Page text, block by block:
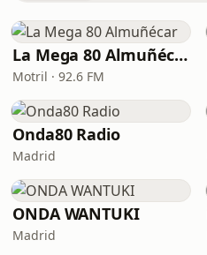
La Mega 80 Almuñécar
Motril · 92.6 FM
Onda80 Radio
Madrid
ONDA WANTUKI
Madrid